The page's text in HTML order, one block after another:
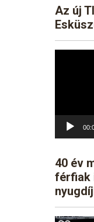
Az új
40 év
férfiak